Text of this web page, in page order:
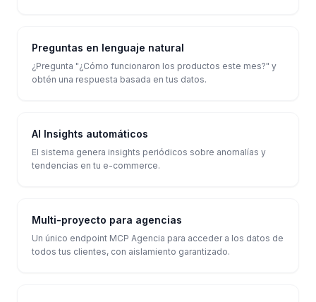
Preguntas en lenguaje natural
¿Pregunta "¿Cómo funcionaron los productos este mes?" y
obtén una respuesta basada en tus datos.
AI Insights automáticos
El sistema genera insights periódicos sobre anomalías y
tendencias en tu e-commerce.
Multi-proyecto para agencias
Un único endpoint MCP Agencia para acceder a los datos de
todos tus clientes, con aislamiento garantizado.